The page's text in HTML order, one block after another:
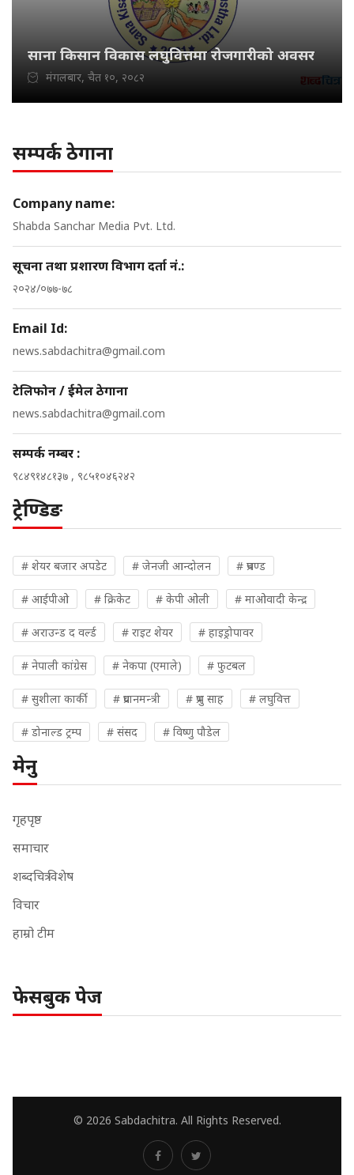
साना किसान विकास लघुवित्तमा रोजगारीको अवसर
मंगलबार, चैत १०, २०८२
सम्पर्क ठेगाना
Company name:
Shabda Sanchar Media Pvt. Ltd.
सूचना तथा प्रशारण विभाग दर्ता नं.:
२०२४/०७७-७८
Email Id:
news.sabdachitra@gmail.com
टेलिफोन / ईमेल ठेगाना
news.sabdachitra@gmail.com
सम्पर्क नम्बर :
९८४९१४८१३७ , ९८५१०४६२४२
ट्रेण्डिङ
# शेयर बजार अपडेट # जेनजी आन्दोलन # प्रचण्ड
# आईपीओ # क्रिकेट # केपी ओली # माओवादी केन्द्र
# अराउन्ड द वर्ल्ड # राइट शेयर # हाइड्रोपावर
# नेपाली कांग्रेस # नेकपा (एमाले) # फुटबल
# सुशीला कार्की # प्रधानमन्त्री # प्रभु साह # लघुवित्त
# डोनाल्ड ट्रम्प # संसद # विष्णु पौडेल
मेनु
गृहपृष्ठ
समाचार
शब्दचित्र विशेष
विचार
हाम्रो टीम
फेसबुक पेज
© 2026 Sabdachitra. All Rights Reserved.